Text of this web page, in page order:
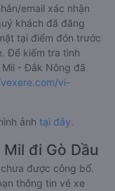
email xác nhận
khách đã đăng
tại điểm đón trước
Để kiểm tra tình
- Đắk Nông đã
vi-
ảnh tại đây.
đi Gò Dầu
được công bố.
thông tin vé xe